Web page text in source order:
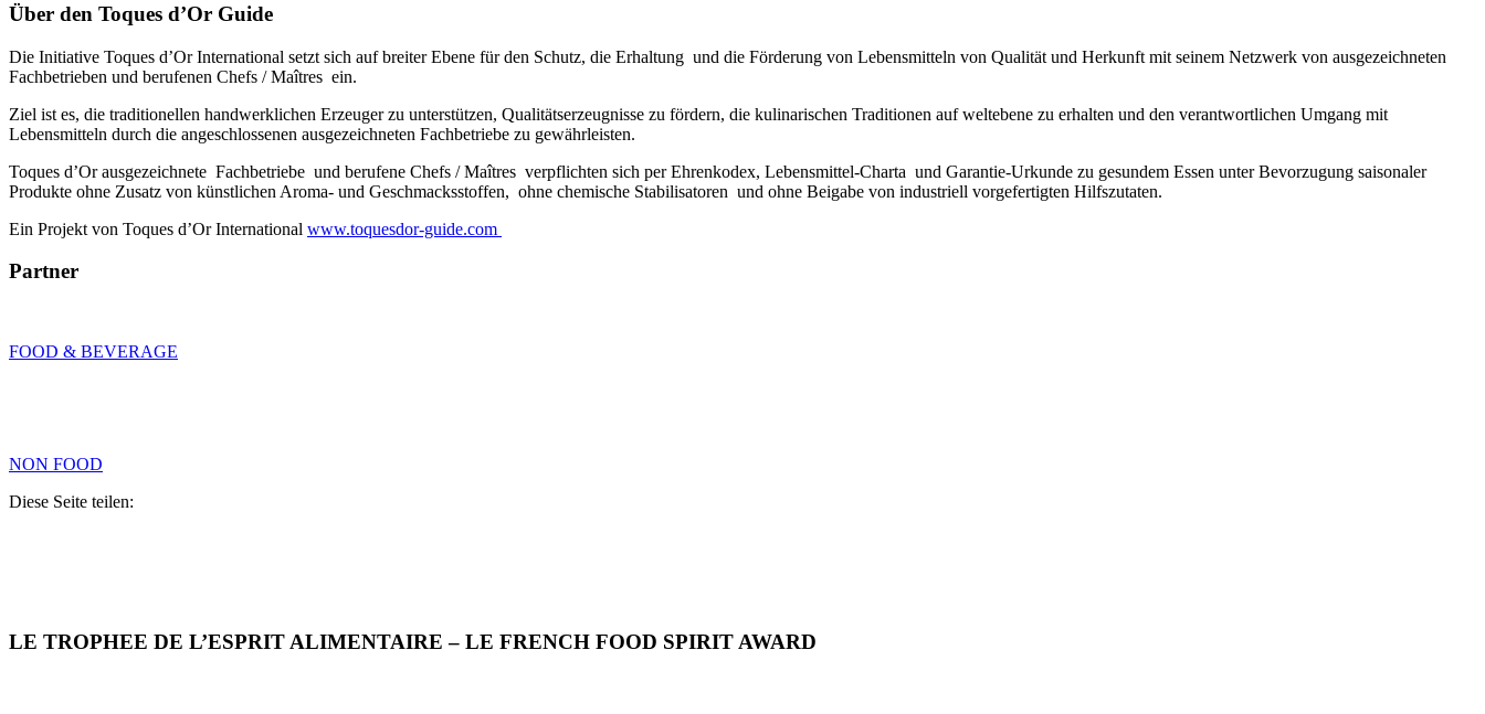
Über den Toques d’Or Guide
Die Initiative Toques d’Or International setzt sich auf breiter Ebene für den Schutz, die Erhaltung und die Förderung von Lebensmitteln von Qualität und Herkunft mit seinem Netzwerk von ausgezeichneten
Fachbetrieben und berufenen Chefs / Maîtres ein.
Ziel ist es, die traditionellen handwerklichen Erzeuger zu unterstützen, Qualitätserzeugnisse zu fördern, die kulinarischen Traditionen auf weltebene zu erhalten und den verantwortlichen Umgang mit
Lebensmitteln durch die angeschlossenen ausgezeichneten Fachbetriebe zu gewährleisten.
Toques d’Or ausgezeichnete Fachbetriebe und berufene Chefs / Maîtres verpflichten sich per Ehrenkodex, Lebensmittel-Charta und Garantie-Urkunde zu gesundem Essen unter Bevorzugung saisonaler
Produkte ohne Zusatz von künstlichen Aroma- und Geschmacksstoffen, ohne chemische Stabilisatoren und ohne Beigabe von industriell vorgefertigten Hilfszutaten.
Ein Projekt von Toques d’Or International www.toquesdor-guide.com
Partner
FOOD & BEVERAGE
NON FOOD
Diese Seite teilen:
LE TROPHEE DE L’ESPRIT ALIMENTAIRE – LE FRENCH FOOD SPIRIT AWARD